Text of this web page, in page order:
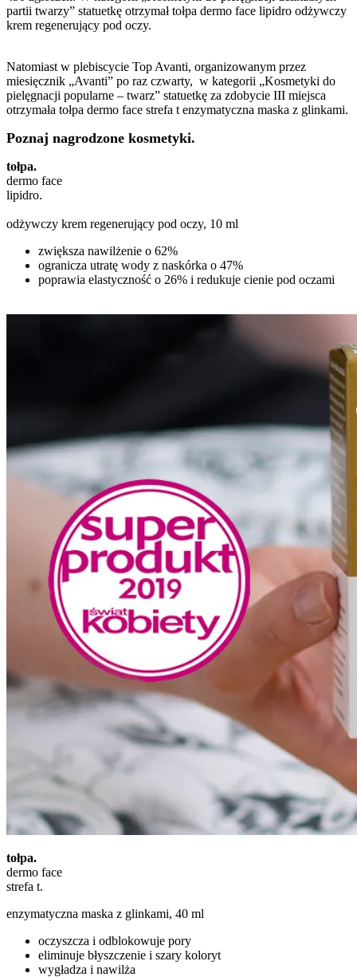
partii twarzy” statuetkę otrzymał tołpa dermo face lipidro odżywczy
krem regenerujący pod oczy.
Natomiast w plebiscycie Top Avanti, organizowanym przez
miesięcznik „Avanti” po raz czwarty, w kategorii „Kosmetyki do
pielęgnacji popularne – twarz” statuetkę za zdobycie III miejsca
otrzymała tołpa dermo face strefa t enzymatyczna maska z glinkami.
Poznaj nagrodzone kosmetyki.
tołpa.
dermo face
lipidro.
odżywczy krem regenerujący pod oczy, 10 ml
zwiększa nawilżenie o 62%
ogranicza utratę wody z naskórka o 47%
poprawia elastyczność o 26% i redukuje cienie pod oczami
tołpa.
dermo face
strefa t.
enzymatyczna maska z glinkami, 40 ml
oczyszcza i odblokowuje pory
eliminuje błyszczenie i szary koloryt
wygładza i nawilża